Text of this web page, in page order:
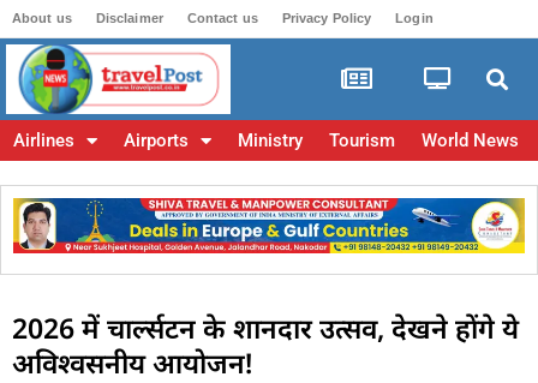
About us Disclaimer Contact us Privacy Policy Login
Airlines Airports Ministry Tourism World News
2026 में चार्ल्सटन के शानदार उत्सव, देखने होंगे ये
अविश्वसनीय आयोजन!